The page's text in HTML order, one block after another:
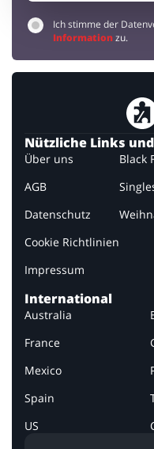
Ich stimme der
Informationzu.
Nützliche Links
Über uns
AGB
Datenschutz
Cookie Richtlinien
Impressum
Black
International
Australia
France
Mexico
Spain
US